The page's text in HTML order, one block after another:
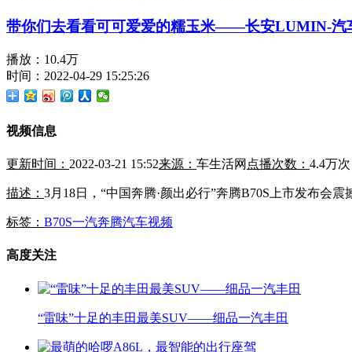
带你们去看看可可爱爱的糯玉米——长安LUMIN-汽
播放：10.4万
时间：2022-04-29 15:25:26
视频信息
更新时间： 2022-03-21 15:52来源： 车生活网 点播次数： 4.4万次
描述： 3月18日，“中国奔腾·颜出必行”奔腾B70S上市发布会震
标签： B70S一汽奔腾汽车视频
高度关注
“雷味”十足的丰田最美SUV——细品一汽丰田